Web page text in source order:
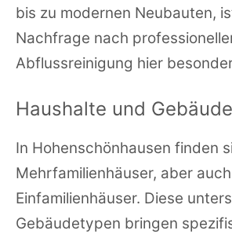
bis zu modernen Neubauten,
Nachfrage nach
Abflussreinigung hier
Haushalte und
In Hohenschönhausen finden
Mehrfamilienhäuser, aber
Einfamilienhäuser. Diese
Gebäudetypen bringen